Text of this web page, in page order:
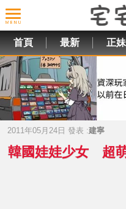
首頁 最新 正妹
2011年05月24日 發表 :建寧
韓國娃娃少女 超